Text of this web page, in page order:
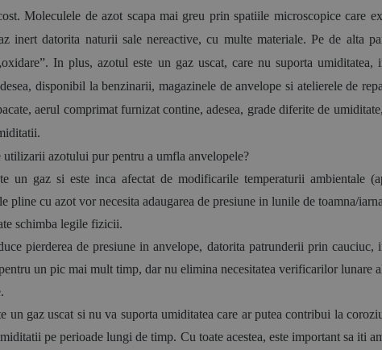
Moleculele de azot scapa mai greu prin spatiile microscopice care
inert datorita naturii sale nereactive, cu multe materiale. Pe de alta
In plus, azotul este un gaz uscat, care nu suporta
disponibil la benzinarii, magazinele de anvelope si atelierele de
aerul comprimat furnizat contine, adesea, grade diferite de
utilizarii azotului pur pentru a umfla anvelopele?
un gaz si este inca afectat de modificarile temperaturii ambientale
pline cu azot vor necesita adaugarea de presiune in lunile de toamna/
schimba legile fizicii.
pierderea de presiune in anvelope, datorita patrunderii prin
un pic mai mult timp, dar nu elimina necesitatea verificarilor
un gaz uscat si nu va suporta umiditatea care ar putea contribui la
pe perioade lungi de timp. Cu toate acestea, este important sa iti